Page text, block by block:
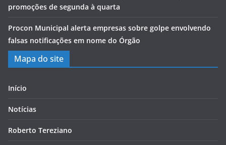
promoções de segunda à quarta
Procon Municipal alerta empresas sobre golpe envolvendo
falsas notificações em nome do Órgão
Mapa do site
Início
Notícias
Roberto Tereziano